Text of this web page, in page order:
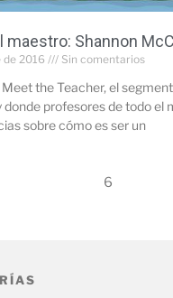
maestro: Shannon
de 2016 Sin comentarios
the Teacher, el
donde profesores de todo el
sobre cómo es ser un
6